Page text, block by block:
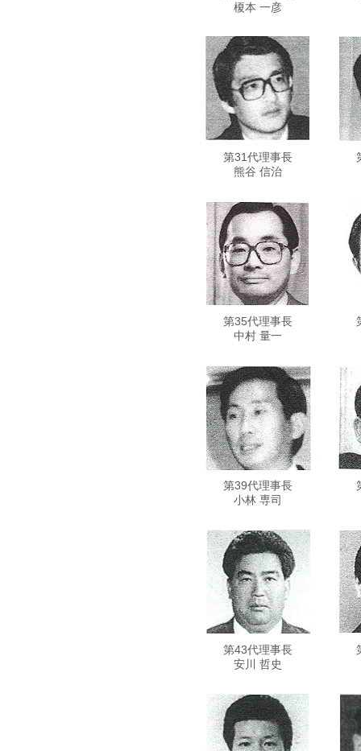
榎本 一彦
第31代理事長
熊谷 信治
第35代理事長
中村 量一
第39代理事長
小林 専司
第43代理事長
安川 哲史